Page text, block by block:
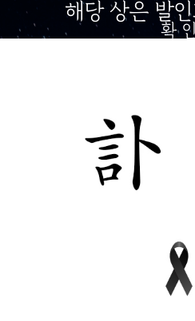
해당 상은 발
확 인